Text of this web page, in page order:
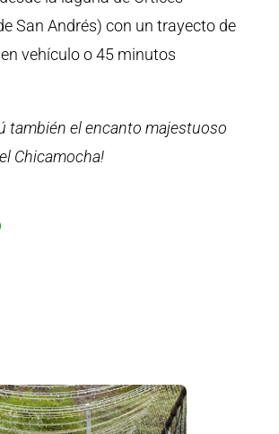
San Andrés) con un trayecto de
vehículo o 45 minutos
también el encanto majestuoso
Chicamocha!